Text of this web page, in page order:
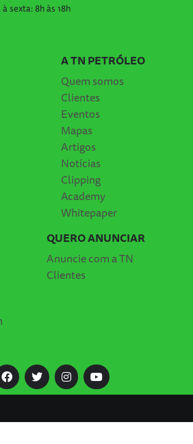
sexta: 8h às 18h
A TN PETRÓLEO
Quem somos
Clientes
Eventos
Mapas
Artigos
Notícias
Clipping
Academy
Whitepaper
QUERO ANUNCIAR
Anuncie com a TN
Clientes